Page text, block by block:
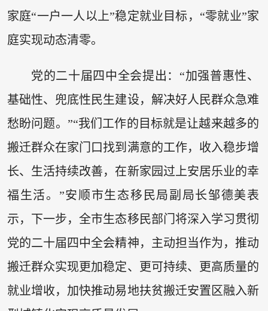
家庭“一户一人以上”稳定就业目标，“零就业”家
庭实现动态清零。
党的二十届四中全会提出：“加强普惠性、
基础性、兜底性民生建设，解决好人民群众急难
愁盼问题。”“我们工作的目标就是让越来越多的
搬迁群众在家门口找到满意的工作，收入稳步增
长、生活持续改善，在新家园过上安居乐业的幸
福生活。”安顺市生态移民局副局长邹德美表
示，下一步，全市生态移民部门将深入学习贯彻
党的二十届四中全会精神，主动担当作为，推动
搬迁群众实现更加稳定、更可持续、更高质量的
就业增收，加快推动易地扶贫搬迁安置区融入新